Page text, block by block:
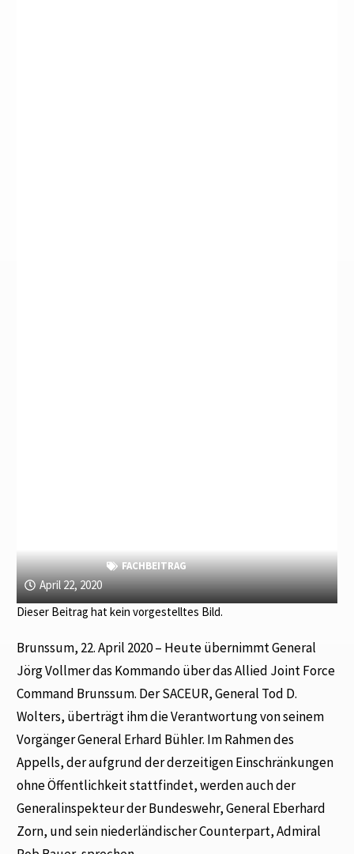
FACHBEITRAG
April 22, 2020
Dieser Beitrag hat kein vorgestelltes Bild.
Brunssum, 22. April 2020 – Heute übernimmt General
Jörg Vollmer das Kommando über das Allied Joint Force
Command Brunssum. Der SACEUR, General Tod D.
Wolters, überträgt ihm die Verantwortung von seinem
Vorgänger General Erhard Bühler. Im Rahmen des
Appells, der aufgrund der derzeitigen Einschränkungen
ohne Öffentlichkeit stattfindet, werden auch der
Generalinspekteur der Bundeswehr, General Eberhard
Zorn, und sein niederländischer Counterpart, Admiral